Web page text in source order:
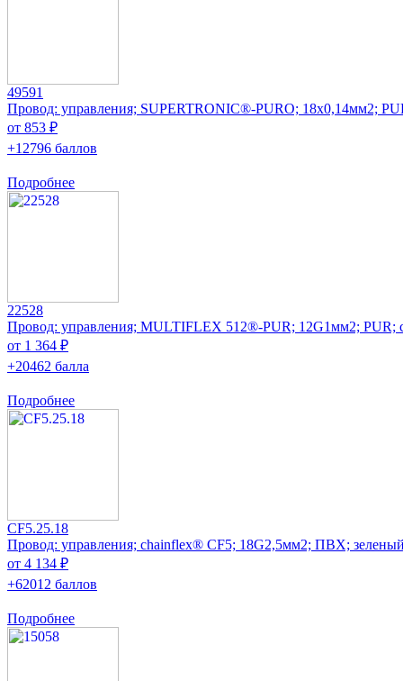
49591
Провод: управления; SUPERTRONIC®-PURO; 18x0,14мм2;
от 853 ₽
+12796 баллов
Подробнее
22528
Провод: управления; MULTIFLEX 512®-PUR; 12G1мм2; PUR;
от 1 364 ₽
+20462 балла
Подробнее
CF5.25.18
Провод: управления; chainflex® CF5; 18G2,5мм2; ПВХ;
от 4 134 ₽
+62012 баллов
Подробнее